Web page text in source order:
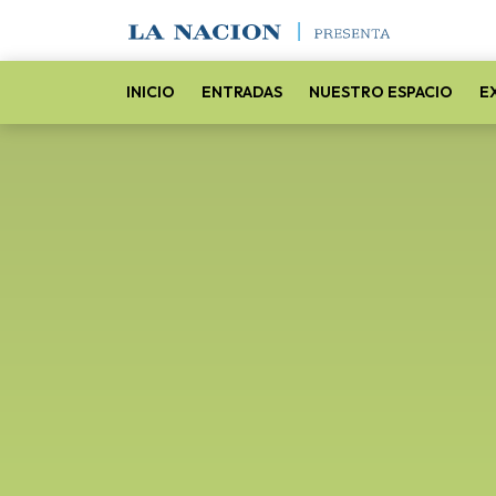
INICIO ENTRADAS NUESTRO ESPACIO